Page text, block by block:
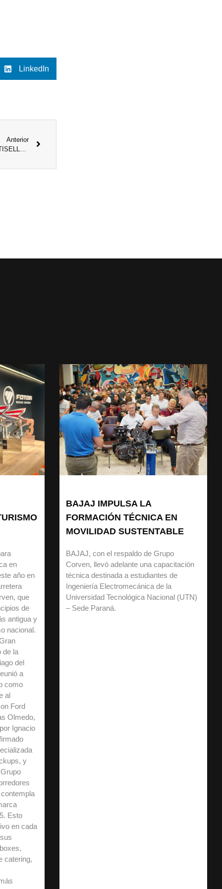
LinkedIn
Anterior
DUNLOP ANUNCIÓ LA APERTURA DE SU TIENDA OFICIAL MULTISELLER EN MERCADO LIBRE
en
año en
que
de
antigua y
nacional.
de la
del
a
como
al
Ford
Olmedo,
Ignacio
y
Esto
en cada
catering,
BAJAJ IMPULSA LA
FORMACIÓN TÉCNICA EN
MOVILIDAD SUSTENTABLE
BAJAJ, con el respaldo de Grupo
Corven, llevó adelante una capacitación
técnica destinada a estudiantes de
Ingeniería Electromecánica de la
Universidad Tecnológica Nacional (UTN)
– Sede Paraná.